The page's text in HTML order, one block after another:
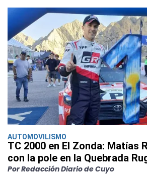
AUTOMOVILISMO
TC 2000 en El Zonda: Matías
con la pole en la Quebrada
Por Redacción Diario de Cuyo